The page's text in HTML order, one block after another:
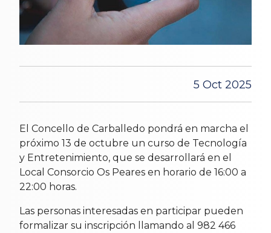
5 Oct 2025
El Concello de Carballedo pondrá en marcha el
próximo 13 de octubre un curso de Tecnología
y Entretenimiento, que se desarrollará en el
Local Consorcio Os Peares en horario de 16:00 a
22:00 horas.
Las personas interesadas en participar pueden
formalizar su inscripción llamando al 982 466